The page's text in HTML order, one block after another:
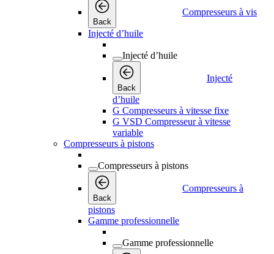
Back
Compresseurs à vis
Injecté d’huile
Injecté d’huile
Back
Injecté
d’huile
G Compresseurs à vitesse fixe
G VSD Compresseur à vitesse
variable
Compresseurs à pistons
Compresseurs à pistons
Back
Compresseurs à
pistons
Gamme professionnelle
Gamme professionnelle